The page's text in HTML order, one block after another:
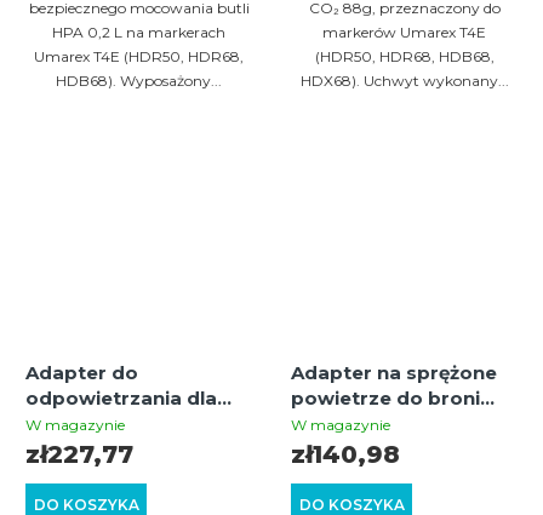
bezpiecznego mocowania butli
HPA 0,2 L na markerach
Umarex T4E (HDR50, HDR68,
HDB68). Wyposażony...
CO₂ 88g, przeznaczony do
markerów Umarex T4E
(HDR50, HDR68, HDB68,
HDX68). Uchwyt wykonany...
Adapter do
odpowietrzania dla
Umarex T4E HDR50,
HDP50, HDR68,
HDB68, HDS68 | +5
Dżuli
W magazynie
DO KOSZYKA
zł227,77
Adapter na sprężone
powietrze do broni
Umarex T4E
W magazynie
DO KOSZYKA
zł140,98